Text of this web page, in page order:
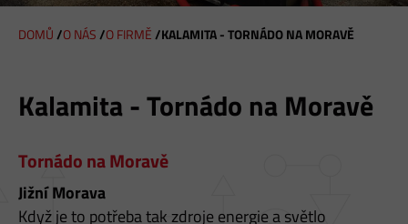
S
T
E
Z
D
DOMŮ/O NÁS/O FIRMĚ/KALAMITA - TORNÁDO NA MORAVĚ
Kalamita - Tornádo na Moravě
Tornádo na Moravě
Jižní Morava
Když je to potřeba tak zdroje energie a světlo